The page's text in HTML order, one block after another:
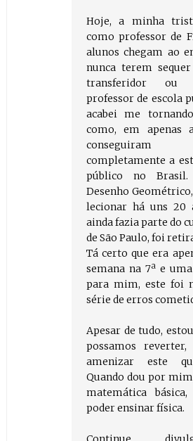
Hoje, a minha
como professor de
alunos chegam ao
nunca terem
transferidor ou
professor de escola
acabei me
como, em apenas
completamente a
público no
Desenho
lecionar há uns 20
ainda fazia parte do
de São Paulo, foi
Tá certo que era
semana na 7ª e
para mim, este foi
série de erros
Apesar de tudo,
possamos
amenizar este
Quando dou por
matemática
poder ensinar física.